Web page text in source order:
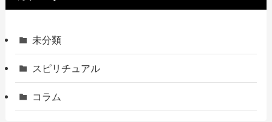
未分類
スピリチュアル
コラム